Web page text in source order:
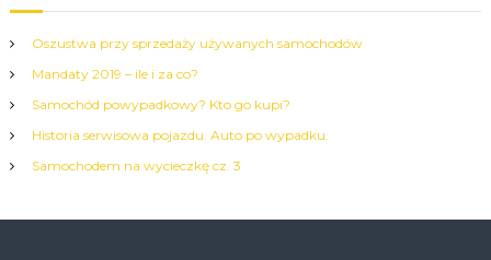
w
i
g
a
c
Oszustwa przy sprzedaży używanych samochodów
Mandaty 2019 – ile i za co?
Samochód powypadkowy? Kto go kupi?
Historia serwisowa pojazdu. Auto po wypadku.
Samochodem na wycieczkę cz. 3